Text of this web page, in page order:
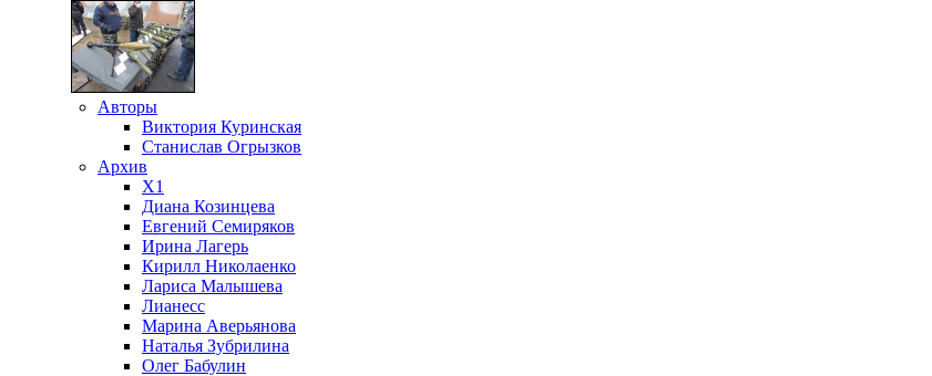
Авторы
Виктория Куринская
Станислав Огрызков
Архив
X1
Диана Козинцева
Евгений Семиряков
Ирина Лагерь
Кирилл Николаенко
Лариса Малышева
Лианесс
Марина Аверьянова
Наталья Зубрилина
Олег Бабулин